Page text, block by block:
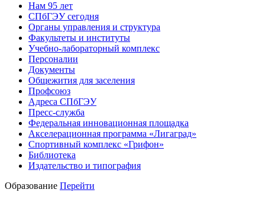
Нам 95 лет
СПбГЭУ сегодня
Органы управления и структура
Факультеты и институты
Учебно-лабораторный комплекс
Персоналии
Документы
Общежития для заселения
Профсоюз
Адреса СПбГЭУ
Пресс-служба
Федеральная инновационная площадка
Акселерационная программа «Лигаград»­­
Спортивный комплекс «Грифон»
Библиотека
Издательство и типография
Образование Перейти